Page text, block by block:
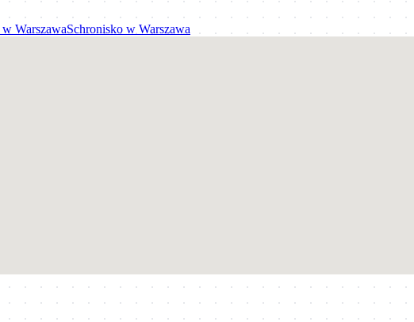
w WarszawaSchronisko w Warszawa